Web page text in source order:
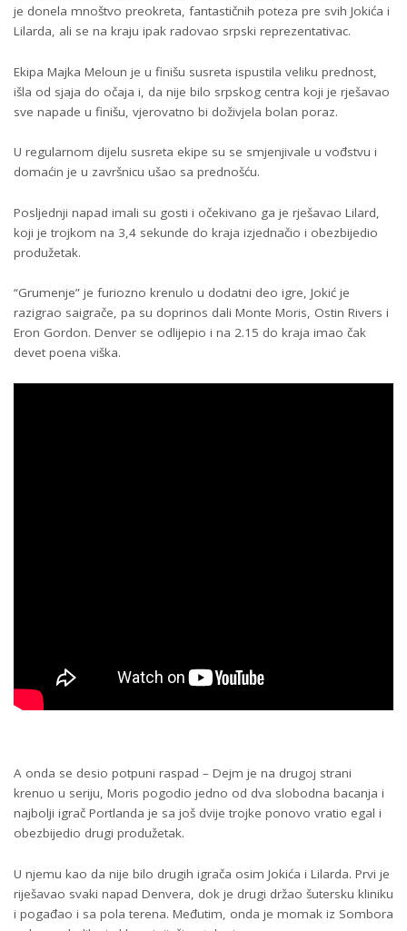
je donela mnoštvo preokreta, fantastičnih poteza pre svih Јokića i
Lilarda, ali se na kraju ipak radovao srpski reprezentativac.
Ekipa Majka Meloun je u finišu susreta ispustila veliku prednost,
išla od sjaja do očaja i, da nije bilo srpskog centra koji je rješavao
sve napade u finišu, vjerovatno bi doživjela bolan poraz.
U regularnom dijelu susreta ekipe su se smjenjivale u vođstvu i
domaćin je u završnicu ušao sa prednošću.
Posljednji napad imali su gosti i očekivano ga je rješavao Lilard,
koji je trojkom na 3,4 sekunde do kraja izjednačio i obezbijedio
produžetak.
“Grumenje” je furiozno krenulo u dodatni deo igre, Јokić je
razigrao saigrače, pa su doprinos dali Monte Moris, Ostin Rivers i
Eron Gordon. Denver se odlijepio i na 2.15 do kraja imao čak
devet poena viška.
A onda se desio potpuni raspad – Dejm je na drugoj strani
krenuo u seriju, Moris pogodio jedno od dva slobodna bacanja i
najbolji igrač Portlanda je sa još dvije trojke ponovo vratio egal i
obezbijedio drugi produžetak.
U njemu kao da nije bilo drugih igrača osim Јokića i Lilarda. Prvi je
riješavao svaki napad Denvera, dok je drugi držao šutersku kliniku
i pogađao i sa pola terena. Međutim, onda je momak iz Sombora